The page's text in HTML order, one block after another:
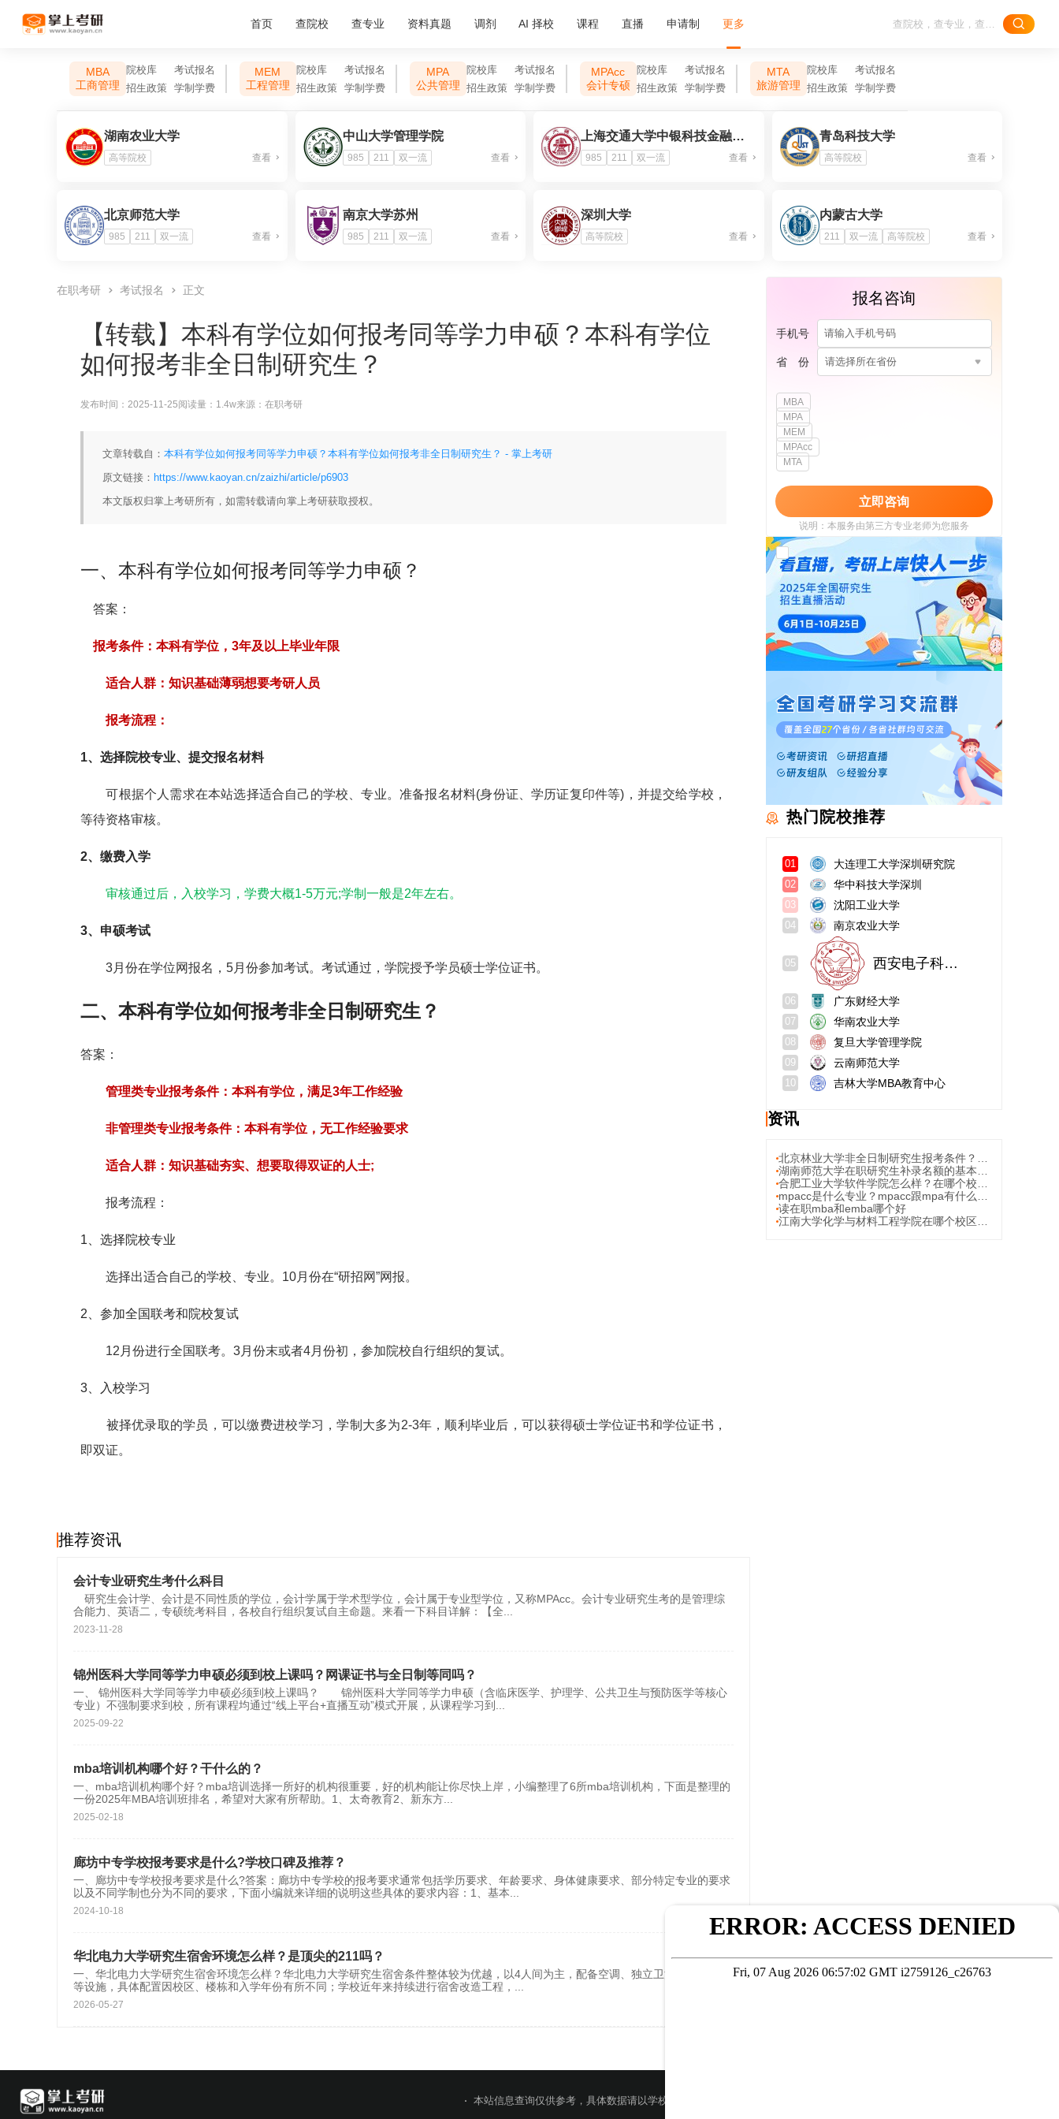
首页 查院校 查专业 资料真题 调剂 AI 择校 课程 直播 申请制 更多
MBA
工商管理
院校库
考试报名
招生政策
学制学费
MEM
工程管理
院校库
考试报名
招生政策
学制学费
MPA
公共管理
院校库
考试报名
招生政策
学制学费
MPAcc
会计专硕
院校库
考试报名
招生政策
学制学费
MTA
旅游管理
院校库
考试报名
招生政策
学制学费
湖南农业大学
高等院校 查看
中山大学管理学院
985 211 双一流 查看
上海交通大学中银科技金融学院
985 211 双一流 查看
青岛科技大学
高等院校 查看
北京师范大学
985 211 双一流 查看
南京大学苏州
985 211 双一流 查看
深圳大学
高等院校 查看
内蒙古大学
211 双一流 高等院校 查看
在职考研 考试报名 正文
【转载】 本科有学位如何报考同等学力申硕？本科有学位
如何报考非全日制研究生？
发布时间： 2025-11-25阅读量： 1.4w来源： 在职考研
文章转载自： 本科有学位如何报考同等学力申硕？本科有学位如何报考非全日制研究生？ - 掌上考研
原文链接： https://www.kaoyan.cn/zaizhi/article/p6903
本文版权归掌上考研所有，如需转载请向掌上考研获取授权。
一、本科有学位如何报考同等学力申硕？
答案：
报考条件：本科有学位，3年及以上毕业年限
适合人群：知识基础薄弱想要考研人员
报考流程：
1、选择院校专业、提交报名材料
可根据个人需求在本站选择适合自己的学校 、专业。准备报名材料(身份证、学历证复印件等)，并提交给学校，
等待资格审核。
2、缴费入学
审核通过后，入校学习，学费大概1-5万元;学制一般是2年左右。
3、申硕考试
3月份在学位网报名，5月份参加考试。考试通过，学院授予学员硕士学位证书。
二、 本科有学位如何报考非全日制研究生？
答案：
管理类专业报考条件：本科有学位，满足3年工作经验
非管理类专业报考条件：本科有学位，无工作经验要求
适合人群：知识基础夯实、想要取得双证的人士;
报考流程：
1、选择院校专业
选择出适合自己的学校、专业。10月份在“研招网”网报。
2、参加全国联考和院校复试
12月份进行全国联考。3月份末或者4月份初，参加院校自行组织的复试。
3、入校学习
被择优录取的学员，可以缴费进校学习，学制大多为2-3年，顺利毕业后，可以获得硕士学位证书和学位证书，
即双证。
推荐资讯
会计专业研究生考什么科目
研究生会计学、会计是不同性质的学位，会计学属于学术型学位，会计属于专业型学位，又称MPAcc。会计专业研究生考的是管理综
合能力、英语二，专硕统考科目，各校自行组织复试自主命题。来看一下科目详解：【全
2023-11-28
锦州医科大学同等学力申硕必须到校上课吗？网课证书与全日制等同吗？
一、 锦州医科大学同等学力申硕必须到校上课吗？ 锦州医科大学同等学力申硕（含临床医学、护理学、公共卫生与预防医学等核心
专业）不强制要求到校，所有课程均通过“线上平台+直播互动”模式开展，从课程学习到
2025-09-22
mba培训机构哪个好？干什么的？
一、mba培训机构哪个好？mba培训选择一所好的机构很重要，好的机构能让你尽快上岸，小编整理了6所mba培训机构，下面是整理的
一份2025年MBA培训班排名，希望对大家有所帮助。1、太奇教育2、新东方
2025-02-18
廊坊中专学校报考要求是什么?学校口碑及推荐？
一、廊坊中专学校报考要求是什么?答案：廊坊中专学校的报考要求通常包括学历要求、年龄要求、身体健康要求、部分特定专业的要求
以及不同学制也分为不同的要求，下面小编就来详细的说明这些具体的要求内容：1、基本
2024-10-18
华北电力大学研究生宿舍环境怎么样？是顶尖的211吗？
一、华北电力大学研究生宿舍环境怎么样？华北电力大学研究生宿舍条件整体较为优越，以4人间为主，配备空调、独立卫浴、上床下桌
等设施，具体配置因校区、楼栋和入学年份有所不同；学校近年来持续进行宿舍改造工程，
2026-05-27
报名咨询
手机号
省 份 请选择所在省份
MBA
MPA
MEM
MPAcc
MTA
立即咨询
说明：本服务由第三方专业老师为您服务
我已阅读并同意 《用户政策》
《用户服务
使用协议》
热门院校推荐
01 大连理工大学深圳研究院
02 华中科技大学深圳
03 沈阳工业大学
04 南京农业大学
05 西安电子科技大学
06 广东财经大学
07 华南农业大学
08 复旦大学管理学院
09 云南师范大学
10 吉林大学MBA教育中心
资讯
读在职mba和emba哪个好
本站信息查询仅供参考，具体数据请以学校官网或考试院公布为准